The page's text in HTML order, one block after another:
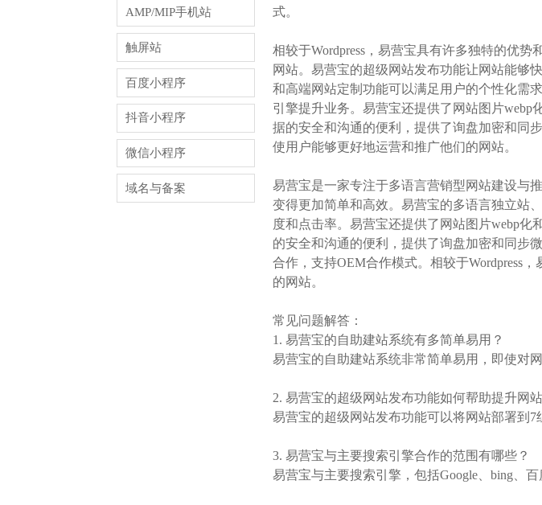
AMP/MIP手机站
触屏站
百度小程序
抖音小程序
微信小程序
域名与备案
式。
相较于Wordpress，易营宝具有许多独特的优
网站。易营宝的超级网站发布功能让网站能够
和高端网站定制功能可以满足用户的个性化需
引擎提升业务。易营宝还提供了网站图片
据的安全和沟通的便利，提供了询盘加密和同
使用户能够更好地运营和推广他们的网站。
易营宝是一家专注于多语言营销型网站建设与
变得更加简单和高效。易营宝的多语言独立站
度和点击率。易营宝还提供了网站图片webp
的安全和沟通的便利，提供了询盘加密和同步
合作，支持OEM合作模式。相较于Wordpress
的网站。
常见问题解答：
1. 易营宝的自助建站系统有多简单易用？
易营宝的自助建站系统非常简单易用，即使对
2. 易营宝的超级网站发布功能如何帮助提升网
易营宝的超级网站发布功能可以将网站部署到7
3. 易营宝与主要搜索引擎合作的范围有哪些？
易营宝与主要搜索引擎，包括Google、bing、百